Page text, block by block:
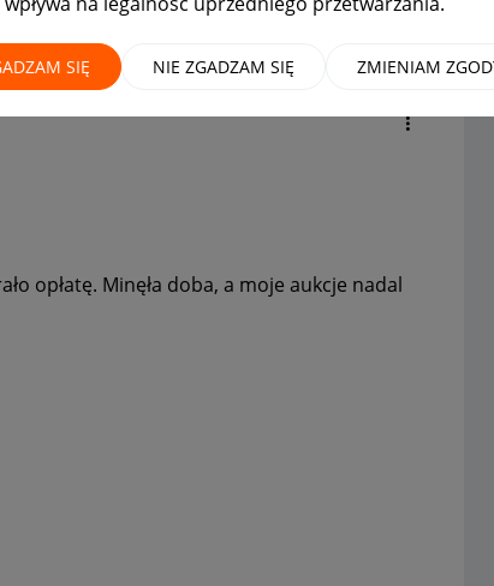
SIĘ NIE ZGADZAM SIĘ ZMIENIAM
wystawiono aukcji
opłatę. Minęła doba, a moje aukcje nadal